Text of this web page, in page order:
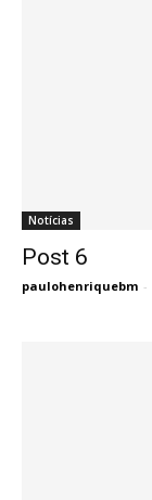
Notícias
Post 6
paulohenriquebm -